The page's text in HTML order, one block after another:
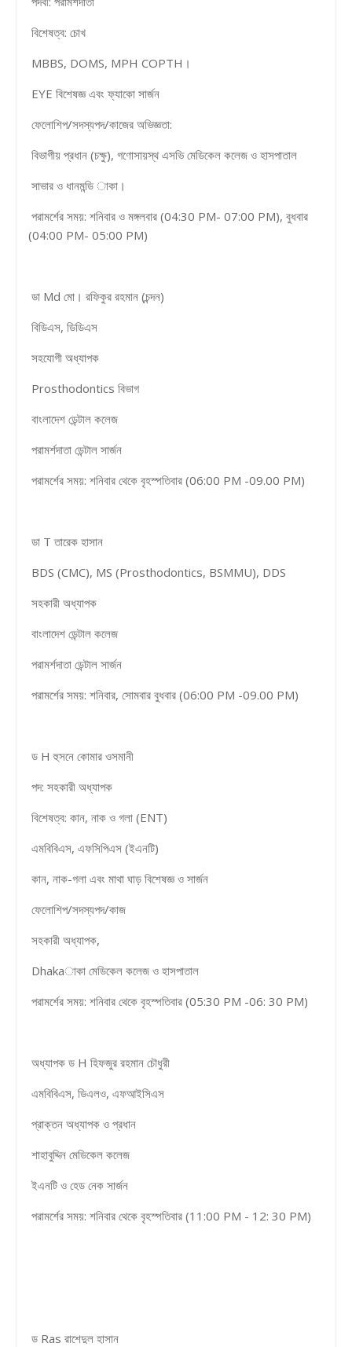
বিশেষত্ব: চোখ
MBBS, DOMS, MPH COPTH।
EYE বিশেষজ্ঞ এবং ফ্যাকো সার্জন
ফেলোশিপ/সদস্যপদ/কাজের অভিজ্ঞতা:
বিভাগীয় প্রধান (চক্ষু), গণোসায়স্থ এসভি মেডিকেল কলেজ ও হাসপাতাল
সাভার ও ধানমন্ডি াকা।
পরামর্শের সময়: শনিবার ও মঙ্গলবার (04:30 PM- 07:00 PM), বুধবার
(04:00 PM- 05:00 PM)
ডা Md মো। রফিকুর রহমান (চন্দন)
বিডিএস, ডিডিএস
সহযোগী অধ্যাপক
Prosthodontics বিভাগ
বাংলাদেশ ডেন্টাল কলেজ
পরামর্শদাতা ডেন্টাল সার্জন
পরামর্শের সময়: শনিবার থেকে বৃহস্পতিবার (06:00 PM -09.00 PM)
ডা T তারেক হাসান
BDS (CMC), MS (Prosthodontics, BSMMU), DDS
সহকারী অধ্যাপক
বাংলাদেশ ডেন্টাল কলেজ
পরামর্শদাতা ডেন্টাল সার্জন
পরামর্শের সময়: শনিবার, সোমবার বুধবার (06:00 PM -09.00 PM)
ড H হুসনে কোমার ওসমানী
পদ: সহকারী অধ্যাপক
বিশেষত্ব: কান, নাক ও গলা (ENT)
এমবিবিএস, এফসিপিএস (ইএনটি)
কান, নাক-গলা এবং মাথা ঘাড় বিশেষজ্ঞ ও সার্জন
ফেলোশিপ/সদস্যপদ/কাজ
সহকারী অধ্যাপক,
Dhakaাকা মেডিকেল কলেজ ও হাসপাতাল
পরামর্শের সময়: শনিবার থেকে বৃহস্পতিবার (05:30 PM -06: 30 PM)
অধ্যাপক ড H হিফজুর রহমান চৌধুরী
এমবিবিএস, ডিএলও, এফআইসিএস
প্রাক্তন অধ্যাপক ও প্রধান
শাহাবুদ্দিন মেডিকেল কলেজ
ইএনটি ও হেড নেক সার্জন
পরামর্শের সময়: শনিবার থেকে বৃহস্পতিবার (11:00 PM - 12: 30 PM)
ড Ras রাশেদুল হাসান